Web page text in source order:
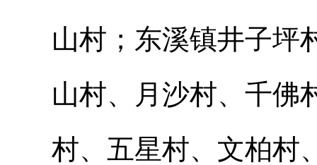
山村；东溪镇井子坪
山村、月沙村、千佛
村、五星村、文柏村